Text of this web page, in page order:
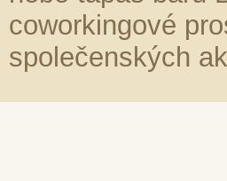
coworkingové
společenských